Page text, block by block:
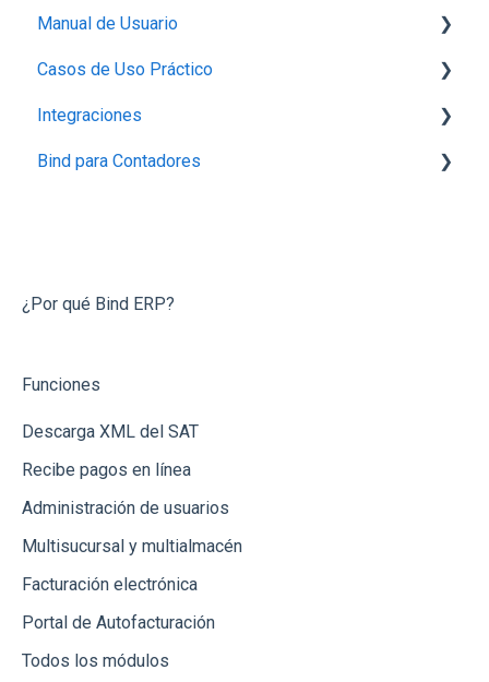
Manual de Usuario
Configuración
Perfil de empresa
Proveedores
Otras Funcionalidades
Cotizaciones
Inventarios (Almacenes)
Notas de Crédito
Dashboard
Reportes
Recepción de Mercancia
Casos de Uso Práctico
Inventario
Productos
Bancos
Integraciones
Integración con Mercado Libre
Integración vía API
Integración vía Zapier
Bind para Contadores
¿Por qué Bind ERP?
Funciones
Descarga XML del SAT
Recibe pagos en línea
Administración de usuarios
Multisucursal y multialmacén
Facturación electrónica
Portal de Autofacturación
Todos los módulos